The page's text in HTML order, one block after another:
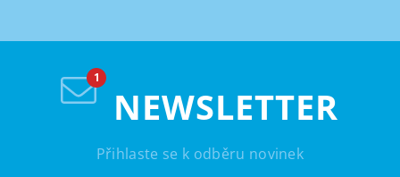
NEWSLETTER
Přihlaste se k odběru novinek